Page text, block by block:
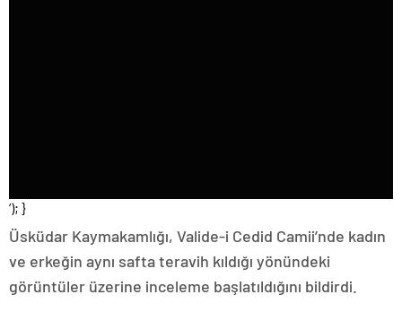
‘); }
Üsküdar Kaymakamlığı, Valide-i Cedid Camii’nde kadın
ve erkeğin aynı safta teravih kıldığı yönündeki
görüntüler üzerine inceleme başlatıldığını bildirdi.